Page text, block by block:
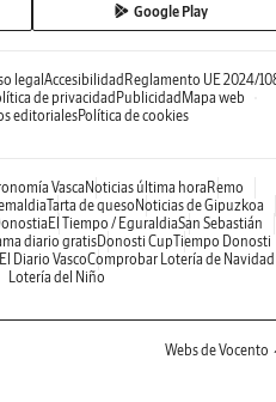
Google Play
legal Accesibilidad Reglamento UE 2024/
de privacidad Publicidad Mapa web
editorialesPolítica de cookies
Vasca Noticias última hora Remo
Tarta de queso Noticias de Gipuzkoa
El Tiempo / EguraldiaSan Sebastián
diario gratisDonosti CupTiempo Donosti
Diario VascoComprobar Lotería de Navidad
Lotería del Niño
Webs de Vocento